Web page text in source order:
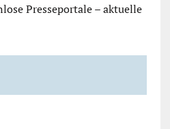
Presseportale – aktuelle